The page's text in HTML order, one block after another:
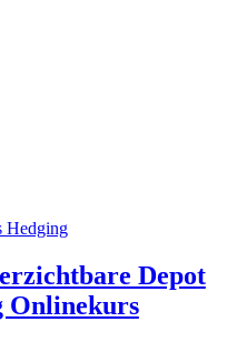
Depot
Onlinekurs